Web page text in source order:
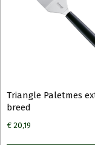
Triangle Paletmes
breed
€ 20,19